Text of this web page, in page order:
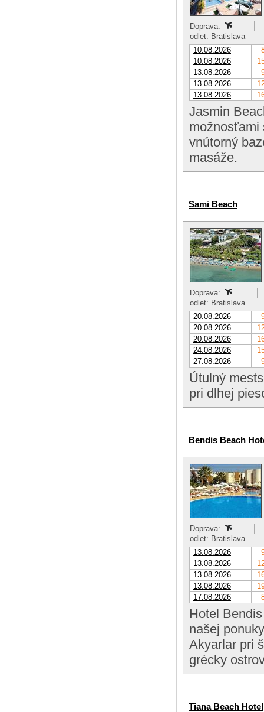
Doprava:
odlet: Bratislava
10.08.2026
10.08.2026
13.08.2026
13.08.2026
13.08.2026
Jasmin
možnosťami
vnútorný
masáže.
Sami Beach
Doprava:
odlet: Bratislava
20.08.2026
20.08.2026
20.08.2026
24.08.2026
27.08.2026
Útulný
pri dlhej
Bendis Beach
Doprava:
odlet: Bratislava
13.08.2026
13.08.2026
13.08.2026
13.08.2026
17.08.2026
Hotel
našej
Akyarlar pri
grécky
Tiana Beach Hotel